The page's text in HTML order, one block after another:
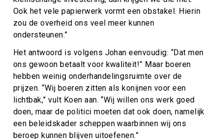
Ook het vele papierwerk vormt een obstakel. Hierin
zou de overheid ons veel meer kunnen
ondersteunen.”
Het antwoord is volgens Johan eenvoudig: “Dat men
ons gewoon betaalt voor kwaliteit!” Maar boeren
hebben weinig onderhandelingsruimte over de
prijzen. “Wij boeren zitten als konijnen voor een
lichtbak,” vult Koen aan. “Wij willen ons werk goed
doen, maar de politici moeten dat ook doen, namelijk
een beleidskader scheppen waarbinnen wij ons
beroep kunnen blijven uitoefenen.”